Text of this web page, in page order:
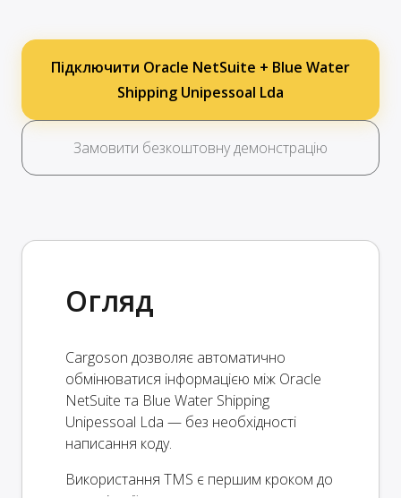
Підключити Oracle NetSuite + Blue Water
Shipping Unipessoal Lda
Замовити безкоштовну демонстрацію
Огляд
Cargoson дозволяє автоматично
обмінюватися інформацією між Oracle
NetSuite та Blue Water Shipping
Unipessoal Lda — без необхідності
написання коду.
Використання TMS є першим кроком до